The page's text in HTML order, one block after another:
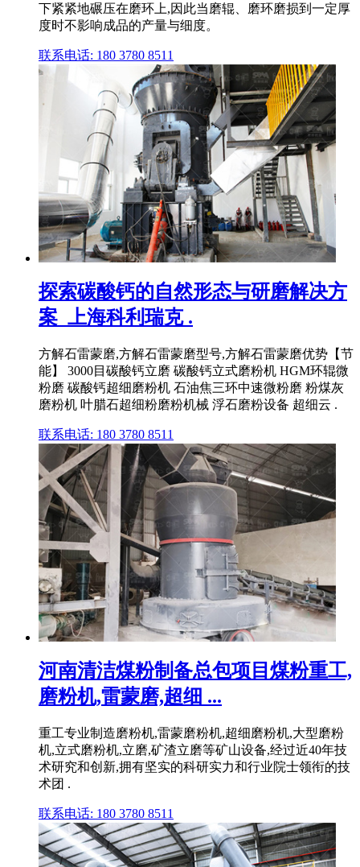
下紧紧地碾压在磨环上,因此当磨辊、磨环磨损到一定厚
度时不影响成品的产量与细度。
联系电话: 180 3780 8511
探索碳酸钙的自然形态与研磨解决方
案_上海科利瑞克 .
方解石雷蒙磨,方解石雷蒙磨型号,方解石雷蒙磨优势【节
能】 3000目碳酸钙立磨 碳酸钙立式磨粉机 HGM环辊微
粉磨 碳酸钙超细磨粉机 石油焦三环中速微粉磨 粉煤灰
磨粉机 叶腊石超细粉磨粉机械 浮石磨粉设备 超细云 .
联系电话: 180 3780 8511
河南清洁煤粉制备总包项目煤粉重工,
磨粉机,雷蒙磨,超细 ...
重工专业制造磨粉机,雷蒙磨粉机,超细磨粉机,大型磨粉
机,立式磨粉机,立磨,矿渣立磨等矿山设备,经过近40年技
术研究和创新,拥有坚实的科研实力和行业院士领衔的技
术团 .
联系电话: 180 3780 8511